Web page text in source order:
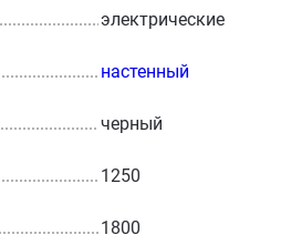
электрические
настенный
черный
1250
1800